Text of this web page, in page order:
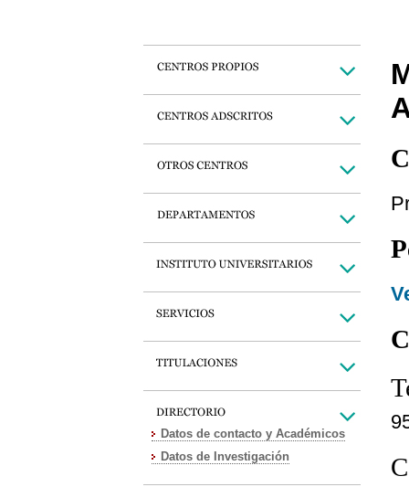
Datos de contacto y Académicos
Datos de Investigación